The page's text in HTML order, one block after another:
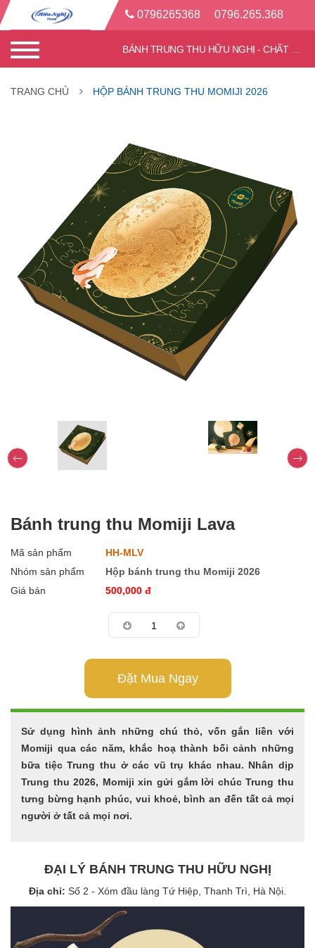
0796265368 0796.265.368
TRANG CHỦ HỘP BÁNH TRUNG THU MOMIJI 2026
Bánh trung thu Momiji Lava
Mã sản phẩm
HH-MLV
Nhóm sản phẩm
Hộp bánh trung thu Momiji 2026
Giá bán
500,000 đ
Đặt Mua Ngay
Sử dụng hình ảnh những chú thỏ, vốn gắn liền với
Momiji qua các năm, khắc hoạ thành bối cảnh những
bữa tiệc Trung thu ở các vũ trụ khác nhau. Nhân dịp
Trung thu 2026, Momiji xin gửi gắm lời chúc Trung thu
tưng bừng hạnh phúc, vui khoẻ, bình an đến tất cả mọi
người ở tất cả mọi nơi.
ĐẠI LÝ BÁNH TRUNG THU HỮU NGHỊ
Địa chỉ: Số 2 - Xóm đầu làng Tứ Hiệp, Thanh Trì, Hà Nội.